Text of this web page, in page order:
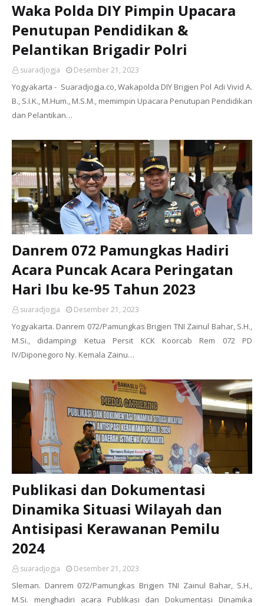
Waka Polda DIY Pimpin Upacara
Penutupan Pendidikan &
Pelantikan Brigadir Polri
suaradjogja Desember 21, 2023
Yogyakarta - Suaradjogja.co, Wakapolda DIY Brigjen Pol Adi Vivid A.
B., S.I.K., M.Hum., M.S.M., memimpin Upacara Penutupan Pendidikan
dan Pelantikan…
Danrem 072 Pamungkas Hadiri
Acara Puncak Acara Peringatan
Hari Ibu ke-95 Tahun 2023
suaradjogja Desember 21, 2023
Yogyakarta. Danrem 072/Pamungkas Brigjen TNI Zainul Bahar, S.H.,
M.Si., didampingi Ketua Persit KCK Koorcab Rem 072 PD
IV/Diponegoro Ny. Kemala Zainu…
Publikasi dan Dokumentasi
Dinamika Situasi Wilayah dan
Antisipasi Kerawanan Pemilu
2024
suaradjogja Desember 21, 2023
Sleman. Danrem 072/Pamungkas Brigjen TNI Zainul Bahar, S.H.,
M.Si. menghadiri acara Publikasi dan Dokumentasi Dinamika